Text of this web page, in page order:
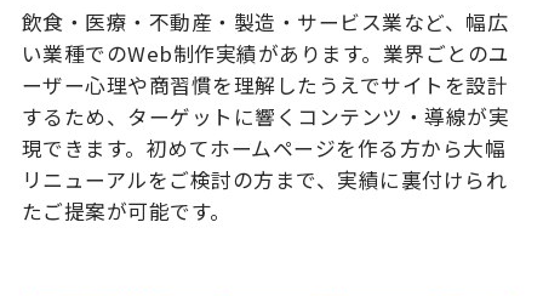
飲食・医療・不動産・製造・サービス業など、幅広
い業種でのWeb制作実績があります。業界ごとのユ
ーザー心理や商習慣を理解したうえでサイトを設計
するため、ターゲットに響くコンテンツ・導線が実
現できます。初めてホームページを作る方から大幅
リニューアルをご検討の方まで、実績に裏付けられ
たご提案が可能です。